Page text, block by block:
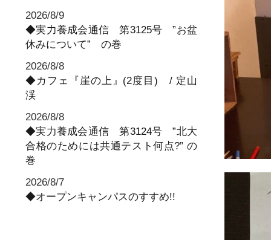
2026/8/9
◆実力養成会通信 第3125号 ”お盆
休みについて” の巻
2026/8/8
◆カフェ『崖の上』(2度目) / 定山
渓
2026/8/8
◆実力養成会通信 第3124号 ”北大
合格のためには共通テスト何点?” の
巻
2026/8/7
◆オープンキャンパスのすすめ!!